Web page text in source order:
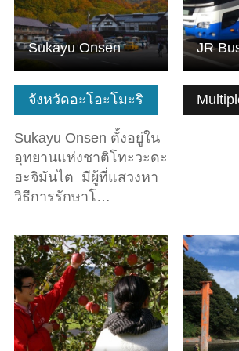
จังหวัดอะโอะโมะริ
Sukayu Onsen ตั้งอยู่ใน
อุทยานแห่งชาติโทะวะดะ
ฮะจิมันไต มีผู้ที่แสวงหา
วิธีการรักษาโ…
Sukayu Onsen JR
ดูข้อมูลพื้นฐาน ดูข้อมูล